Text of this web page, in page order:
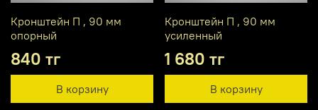
Кронштейн П , 90 мм
опорный
840 тг
В корзину
Кронштейн П , 90 мм
усиленный
1 680 тг
В корзину